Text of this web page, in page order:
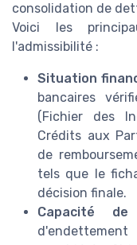
consolidation de
Voici les
l'admissibilité :
Situation
bancaires
(Fichier des
Crédits aux
de
tels que le
décision finale.
Capacité de